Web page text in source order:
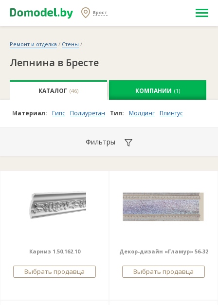
Брест
Ремонт и отделка / Стены /
Лепнина в Бресте
КАТАЛОГ (46) КОМПАНИИ (1)
Материал: Гипс Полиуретан Тип: Молдинг Плинтус
Фильтры
Карниз 1.50.162.10
Выбрать продавца
Декор-дизайн «Гламур» 56-32
Выбрать продавца